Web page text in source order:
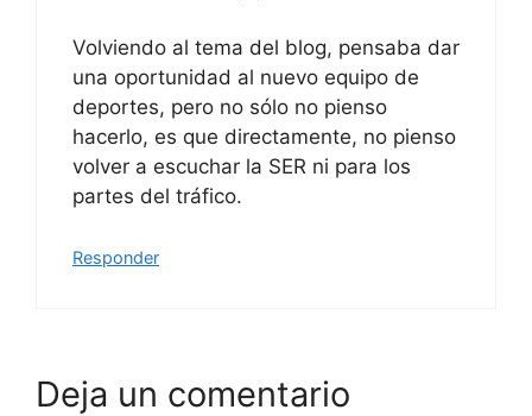
Volviendo al tema del blog, pensaba dar
una oportunidad al nuevo equipo de
deportes, pero no sólo no pienso
hacerlo, es que directamente, no pienso
volver a escuchar la SER ni para los
partes del tráfico.
Responder
Deja un comentario